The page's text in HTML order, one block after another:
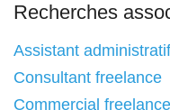
Recherches
Assistant
Consultant freelance
Commercial freelance